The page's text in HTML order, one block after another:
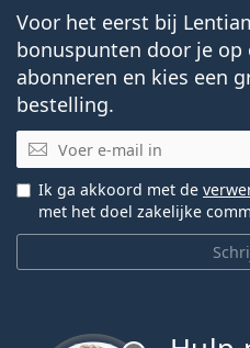
Voor het eerst bij
bonuspunten door je op
abonneren en kies een
bestelling.
E-mail
Ik ga akkoord met de
met het doel zakelijke